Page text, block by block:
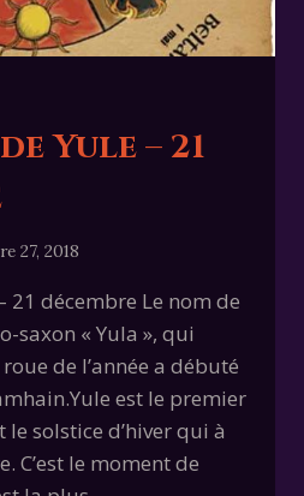
Yule – 21
27, 2018
21 décembre Le nom de
saxon « Yula », qui
de l’année a débuté
est le premier
le solstice d’hiver qui à
C’est le moment de